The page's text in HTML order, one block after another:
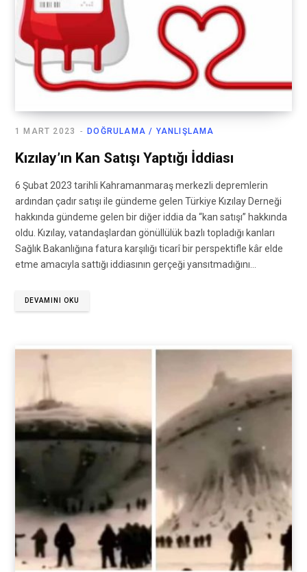
DOĞRULAMA / YANLIŞLAMA
1 MART 2023
Kızılay’ın Kan Satışı Yaptığı İddiası
6 Şubat 2023 tarihli Kahramanmaraş merkezli depremlerin
ardından çadır satışı ile gündeme gelen Türkiye Kızılay Derneği
hakkında gündeme gelen bir diğer iddia da “kan satışı” hakkında
oldu. Kızılay, vatandaşlardan gönüllülük bazlı topladığı kanları
Sağlık Bakanlığına fatura karşılığı ticarî bir perspektifle kâr elde
etme amacıyla sattığı iddiasının gerçeği yansıtmadığını…
DEVAMINI OKU